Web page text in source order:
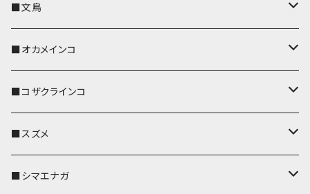
キーカバー
キーホルダー
パスケース
リール付きストラップ
リールのみ
IDカードホルダー
■文鳥
キーカバー
キーホルダー
パスケース
リール付きストラップ
■オカメインコ
キーカバー
キーホルダー
パスケース
■コザクラインコ
キーカバー
キーホルダー
■スズメ
キーカバー
■シマエナガ